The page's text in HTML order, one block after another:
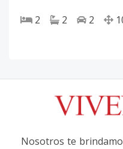
2 2 2
Nosotros te